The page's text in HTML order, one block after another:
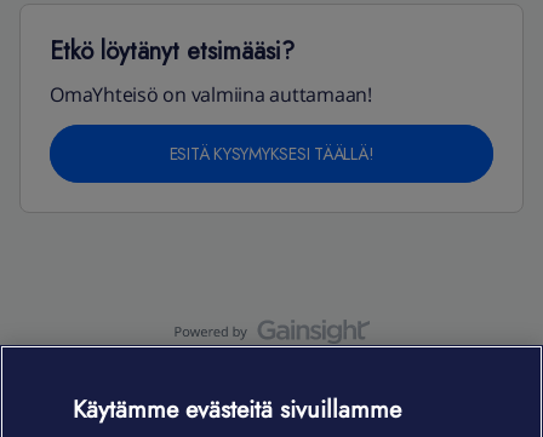
Etkö löytänyt etsimääsi?
OmaYhteisö on valmiina auttamaan!
ESITÄ KYSYMYKSESI TÄÄLLÄ!
Käytämme evästeitä sivuillamme